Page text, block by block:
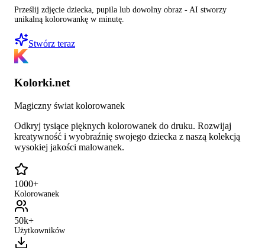
Prześlij zdjęcie dziecka, pupila lub dowolny obraz - AI stworzy
unikalną kolorowankę w minutę.
Stwórz teraz
Kolorki.net
Magiczny świat kolorowanek
Odkryj tysiące pięknych kolorowanek do druku. Rozwijaj
kreatywność i wyobraźnię swojego dziecka z naszą kolekcją
wysokiej jakości malowanek.
1000+
Kolorowanek
50k+
Użytkowników